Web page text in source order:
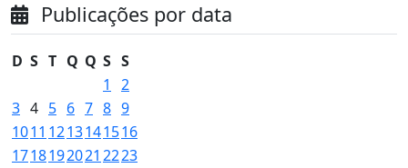
Publicações por data
D S T Q Q S S
1
2
3 4 5 6 7 8 9
1011 1213141516
1718192021 2223